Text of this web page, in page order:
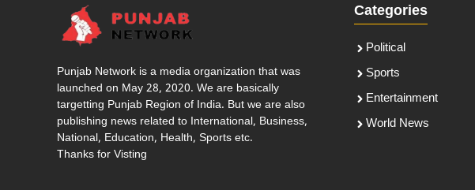
Punjab Network is a media organization that was
launched on May 28, 2020. We are basically
targetting Punjab Region of India. But we are also
publishing news related to International, Business,
National, Education, Health, Sports etc.
Thanks for Visting
Categories
Political
Sports
Entertainment
World News